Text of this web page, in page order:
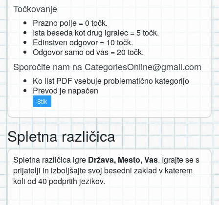
Točkovanje
Prazno polje = 0 točk.
Ista beseda kot drug igralec = 5 točk.
Edinstven odgovor = 10 točk.
Odgovor samo od vas = 20 točk.
Sporočite nam na CategoriesOnline@gmail.com
Ko list PDF vsebuje problematično kategorijo
Prevod je napačen
Stik
Spletna različica
Spletna različica igre Država, Mesto, Vas. Igrajte se s
prijatelji in izboljšajte svoj besedni zaklad v katerem
koli od 40 podprtih jezikov.